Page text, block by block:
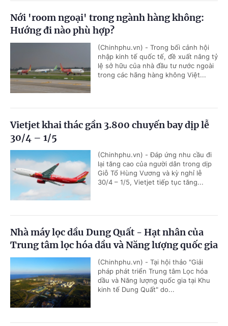
Nới 'room ngoại' trong ngành hàng không:
Hướng đi nào phù hợp?
(Chinhphu.vn) - Trong bối cảnh hội
nhập kinh tế quốc tế, đề xuất nâng tỷ
lệ sở hữu của nhà đầu tư nước ngoài
trong các hãng hàng không Việt...
Vietjet khai thác gần 3.800 chuyến bay dịp lễ
30/4 – 1/5
(Chinhphu.vn) - Đáp ứng nhu cầu đi
lại tăng cao của người dân trong dịp
Giỗ Tổ Hùng Vương và kỳ nghỉ lễ
30/4 – 1/5, Vietjet tiếp tục tăng...
Nhà máy lọc dầu Dung Quất - Hạt nhân của
Trung tâm lọc hóa dầu và Năng lượng quốc gia
(Chinhphu.vn) - Tại hội thảo "Giải
pháp phát triển Trung tâm Lọc hóa
dầu và Năng lượng quốc gia tại Khu
kinh tế Dung Quất" do...